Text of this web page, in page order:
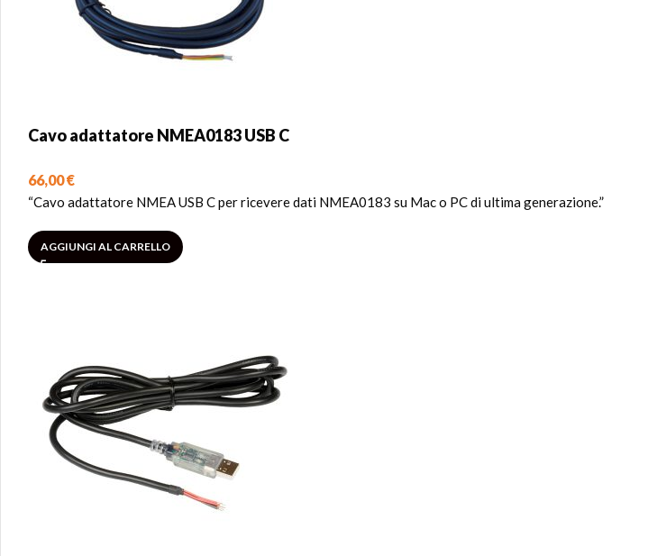
Cavo adattatore NMEA0183 USB C
66,00€
“Cavo adattatore NMEA USB C per ricevere dati NMEA0183 su Mac o PC di ultima generazione.”
AGGIUNGI AL CARRELLO